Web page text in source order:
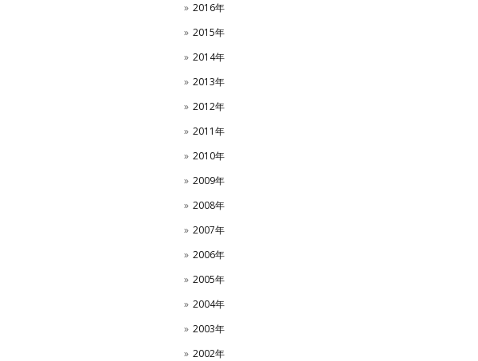
2016年
2015年
2014年
2013年
2012年
2011年
2010年
2009年
2008年
2007年
2006年
2005年
2004年
2003年
2002年